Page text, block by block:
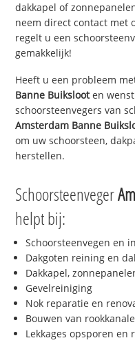
dakkapel of
neem direct contact met
regelt u een
gemakkelijk!
Heeft u een probleem
Banne Buikslooten
schoorsteenvegers van
Amsterdam Banne
om uw schoorsteen,
herstellen.
Schoorsteenveger
helpt bij:
Schoorsteenvegen en
Dakgoten reining en
Dakkapel,
Gevelreiniging
Nok reparatie en
Bouwen van
Lekkages opsporen en